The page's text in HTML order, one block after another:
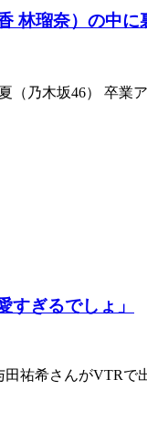
林瑠奈）の中に
乃木坂46） 卒業
ぎるでしょ」
祐希さんがVTR